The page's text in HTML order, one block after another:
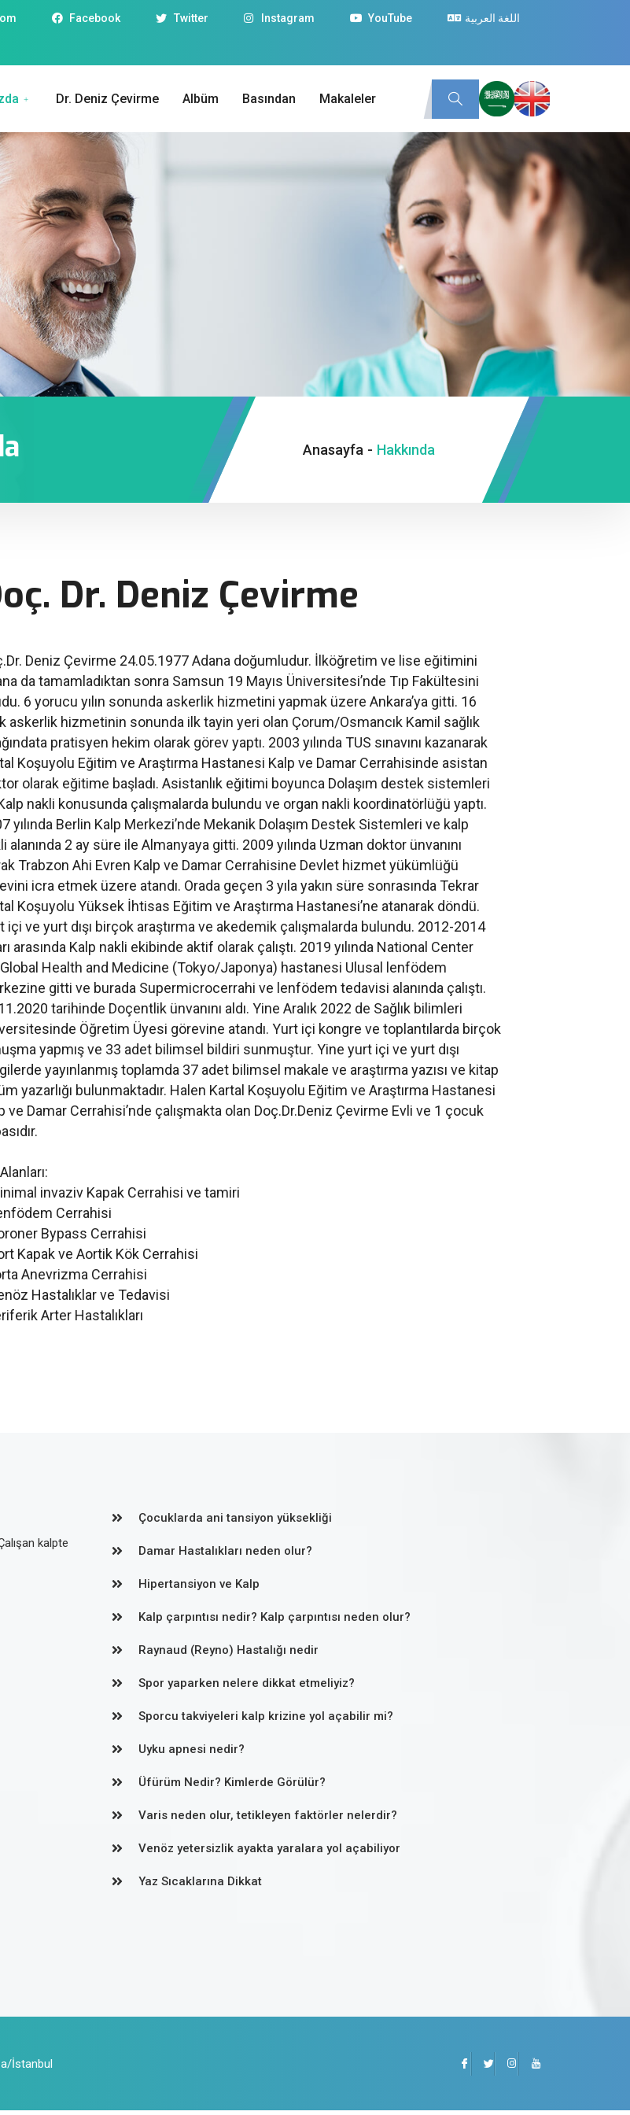
Facebook Twitter Instagram YouTube اللغة العربية
Dr. Deniz Çevirme Albüm Basından Makaleler
Anasayfa - Hakkında
Dr. Deniz Çevirme
Deniz Çevirme 24.05.1977 Adana doğumludur. İlköğretim ve lise eğitimini
da tamamladıktan sonra Samsun 19 Mayıs Üniversitesi’nde Tıp Fakültesini
6 yorucu yılın sonunda askerlik hizmetini yapmak üzere Ankara’ya gitti. 16
askerlik hizmetinin sonunda ilk tayin yeri olan Çorum/Osmancık Kamil sağlık
pratisyen hekim olarak görev yaptı. 2003 yılında TUS sınavını kazanarak
Koşuyolu Eğitim ve Araştırma Hastanesi Kalp ve Damar Cerrahisinde asistan
olarak eğitime başladı. Asistanlık eğitimi boyunca Dolaşım destek sistemleri
nakli konusunda çalışmalarda bulundu ve organ nakli koordinatörlüğü yaptı.
yılında Berlin Kalp Merkezi’nde Mekanik Dolaşım Destek Sistemleri ve kalp
alanında 2 ay süre ile Almanyaya gitti. 2009 yılında Uzman doktor ünvanını
Trabzon Ahi Evren Kalp ve Damar Cerrahisine Devlet hizmet yükümlüğü
icra etmek üzere atandı. Orada geçen 3 yıla yakın süre sonrasında Tekrar
Koşuyolu Yüksek İhtisas Eğitim ve Araştırma Hastanesi’ne atanarak döndü.
içi ve yurt dışı birçok araştırma ve akedemik çalışmalarda bulundu. 2012-2014
arasında Kalp nakli ekibinde aktif olarak çalıştı. 2019 yılında National Center
Health and Medicine (Tokyo/Japonya) hastanesi Ulusal lenfödem
gitti ve burada Supermicrocerrahi ve lenfödem tedavisi alanında çalıştı.
tarihinde Doçentlik ünvanını aldı. Yine Aralık 2022 de Sağlık bilimleri
Öğretim Üyesi görevine atandı. Yurt içi kongre ve toplantılarda birçok
yapmış ve 33 adet bilimsel bildiri sunmuştur. Yine yurt içi ve yurt dışı
yayınlanmış toplamda 37 adet bilimsel makale ve araştırma yazısı ve kitap
yazarlığı bulunmaktadır. Halen Kartal Koşuyolu Eğitim ve Araştırma Hastanesi
ve Damar Cerrahisi’nde çalışmakta olan Doç.Dr.Deniz Çevirme Evli ve 1 çocuk
invaziv Kapak Cerrahisi ve tamiri
Cerrahisi
Bypass Cerrahisi
Kapak ve Aortik Kök Cerrahisi
Anevrizma Cerrahisi
Hastalıklar ve Tedavisi
Arter Hastalıkları
kalpte
Çocuklarda ani tansiyon yüksekliği
Damar Hastalıkları neden olur?
Hipertansiyon ve Kalp
Kalp çarpıntısı nedir? Kalp çarpıntısı neden olur?
Raynaud (Reyno) Hastalığı nedir
Spor yaparken nelere dikkat etmeliyiz?
Sporcu takviyeleri kalp krizine yol açabilir mi?
Uyku apnesi nedir?
Üfürüm Nedir? Kimlerde Görülür?
Varis neden olur, tetikleyen faktörler nelerdir?
Venöz yetersizlik ayakta yaralara yol açabiliyor
Yaz Sıcaklarına Dikkat
İstanbul